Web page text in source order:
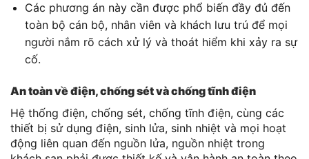
Các phương án này cần được phổ biến đầy đủ đến
toàn bộ cán bộ, nhân viên và khách lưu trú để mọi
người nắm rõ cách xử lý và thoát hiểm khi xảy ra sự
cố.
An toàn về điện, chống sét và chống tĩnh điện
Hệ thống điện, chống sét, chống tĩnh điện, cùng các
thiết bị sử dụng điện, sinh lửa, sinh nhiệt và mọi hoạt
động liên quan đến nguồn lửa, nguồn nhiệt trong